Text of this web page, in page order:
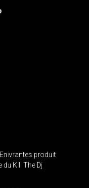
produit
Kill The Dj